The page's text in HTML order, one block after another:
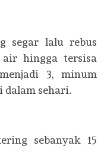
segar lalu rebus
air hingga tersisa
3, minum
dalam sehari.
sebanyak 15